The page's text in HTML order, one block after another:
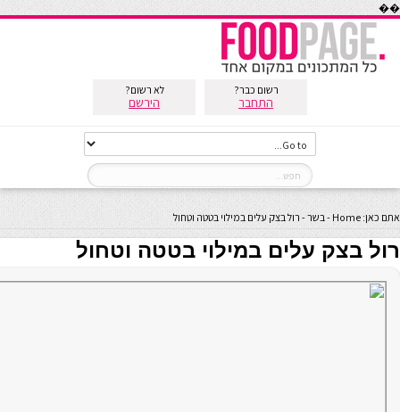
��
רשום כבר?
התחבר
לא רשום?
הירשם
אתם כאן: Home
-בשר- רול בצק עלים במילוי בטטה וטחול
רול בצק עלים במילוי בטטה וטחול